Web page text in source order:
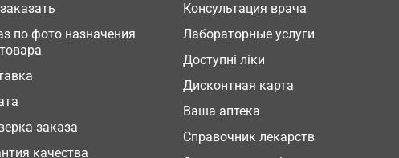
по фото назначения
заказа
качества
Консультация врача
Лабораторные услуги
Доступні ліки
Дисконтная карта
Ваша аптека
Справочник лекарств